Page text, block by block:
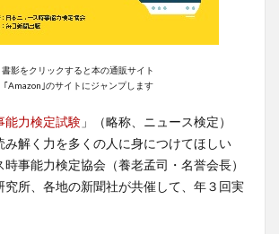
書影をクリックすると本の通販サイト
｢Amazon｣のサイトにジャンプします
能力検定試験 」（略称、ニュース検定）
み解く力を多くの人に身につけてほしい
事能力検定協会（養老孟司・名誉会長）
究所、各地の新聞社が共催して、年３回実